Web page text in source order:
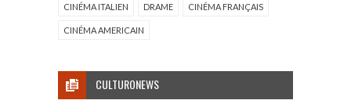
CINÉMA ITALIEN DRAME CINÉMA FRANÇAIS
CINÉMA AMERICAIN
CULTURONEWS